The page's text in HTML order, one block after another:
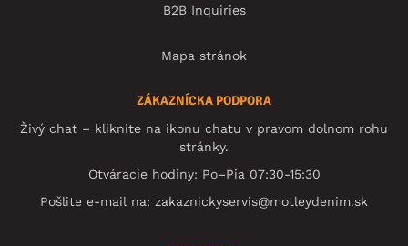
B2B Inquiries
Mapa stránok
ZÁKAZNÍCKA PODPORA
Živý chat – kliknite na ikonu chatu v pravom dolnom rohu
stránky.
Otváracie hodiny: Po–Pia 07:30-15:30
Pošlite e-mail na: zakaznickyservis@motleydenim.sk